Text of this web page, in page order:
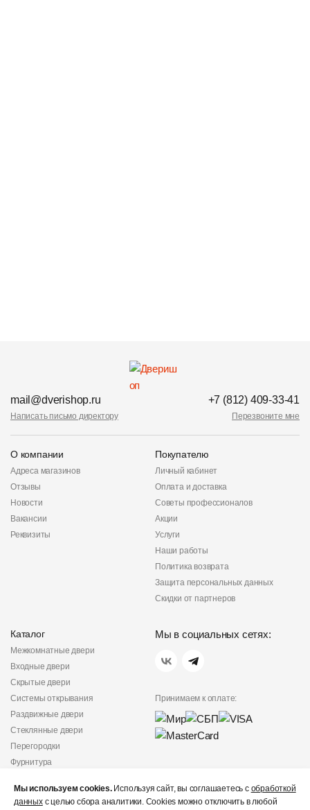
mail@dverishop.ru
Написать письмо директору
+7 (812) 409-33-41
Перезвоните мне
О компании
Адреса магазинов
Отзывы
Новости
Вакансии
Реквизиты
Покупателю
Личный кабинет
Оплата и доставка
Советы профессионалов
Акции
Услуги
Наши работы
Политика возврата
Защита персональных данных
Скидки от партнеров
Каталог
Межкомнатные двери
Входные двери
Скрытые двери
Системы открывания
Раздвижные двери
Стеклянные двери
Перегородки
Фурнитура
Мы в социальных сетях:
Принимаем к оплате:
конфиденциальности
Не является публичной
Мы используем cookies.Используя сайт, вы соглашаетесь с обработкой
данныхс целью сбора аналитики. Cookies можно отключить в любой